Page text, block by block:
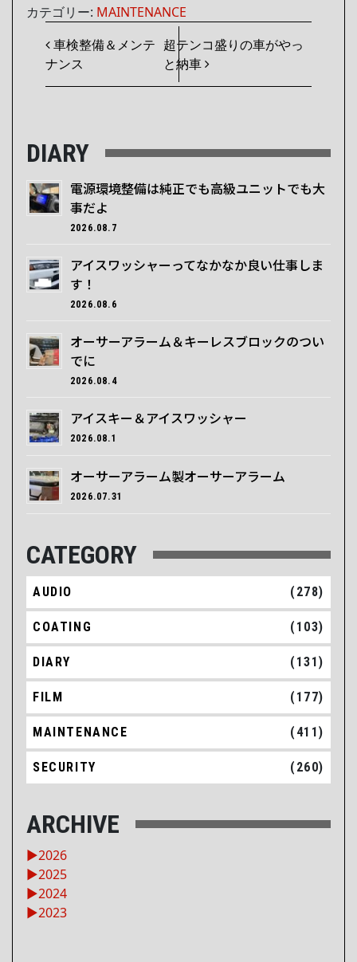
カテゴリー: MAINTENANCE
投稿ナビゲーション
車検整備＆メンテ
ナンス
超テンコ盛りの車がやっ
と納車
DIARY
電源環境整備は純正でも高級ユニットでも大
事だよ
2026.08.7
アイスワッシャーってなかなか良い仕事しま
す！
2026.08.6
オーサーアラーム＆キーレスブロックのつい
でに
2026.08.4
アイスキー＆アイスワッシャー
2026.08.1
オーサーアラーム製オーサーアラーム
2026.07.31
CATEGORY
AUDIO (278)
COATING (103)
DIARY (131)
FILM (177)
MAINTENANCE (411)
SECURITY (260)
ARCHIVE
►2026
►2025
►2024
►2023